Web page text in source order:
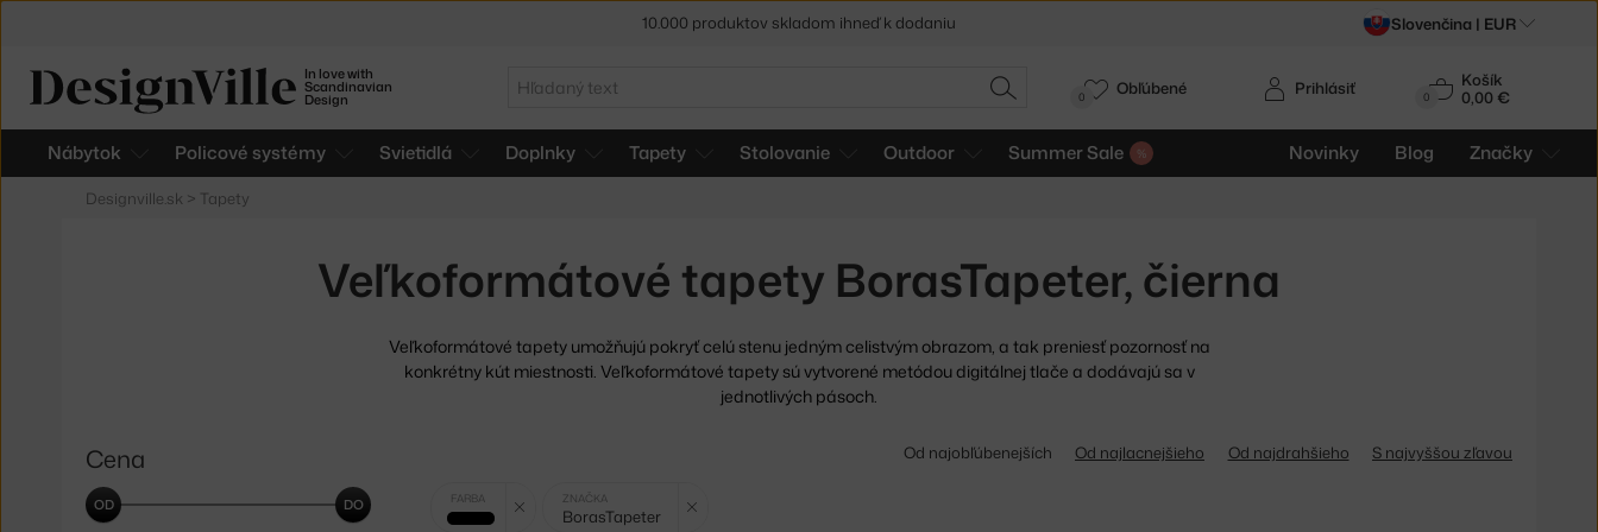
In love with
Scandinavian
Design
Hľadať
HĽADAŤ 0
Košík
0,00 €
Nábytok Policové systémy Svietidlá Doplnky Tapety Stolovanie Outdoor Summer Sale Novinky Blog Značky
Prihlásiť
0 Obľúbené
Designville.sk > Tapety
Veľkoformátové tapety BorasTapeter, čierna
Veľkoformátové tapety umožňujú pokryť celú stenu jedným celistvým obrazom, a tak preniesť pozornosť na
konkrétny kút miestnosti. Veľkoformátové tapety sú vytvorené metódou digitálnej tlače a dodávajú sa v
jednotlivých pásoch.
Cena Od najobľúbenejších Od najlacnejšieho Od najdrahšieho S najvyššou zľavou
Vybrané
filtry:
FARBA
čierna
ZNAČKA
BorasTapeter
10.000 produktov skladom ihneď k dodaniu Slovenčina | EUR